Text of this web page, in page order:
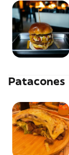
Patacones